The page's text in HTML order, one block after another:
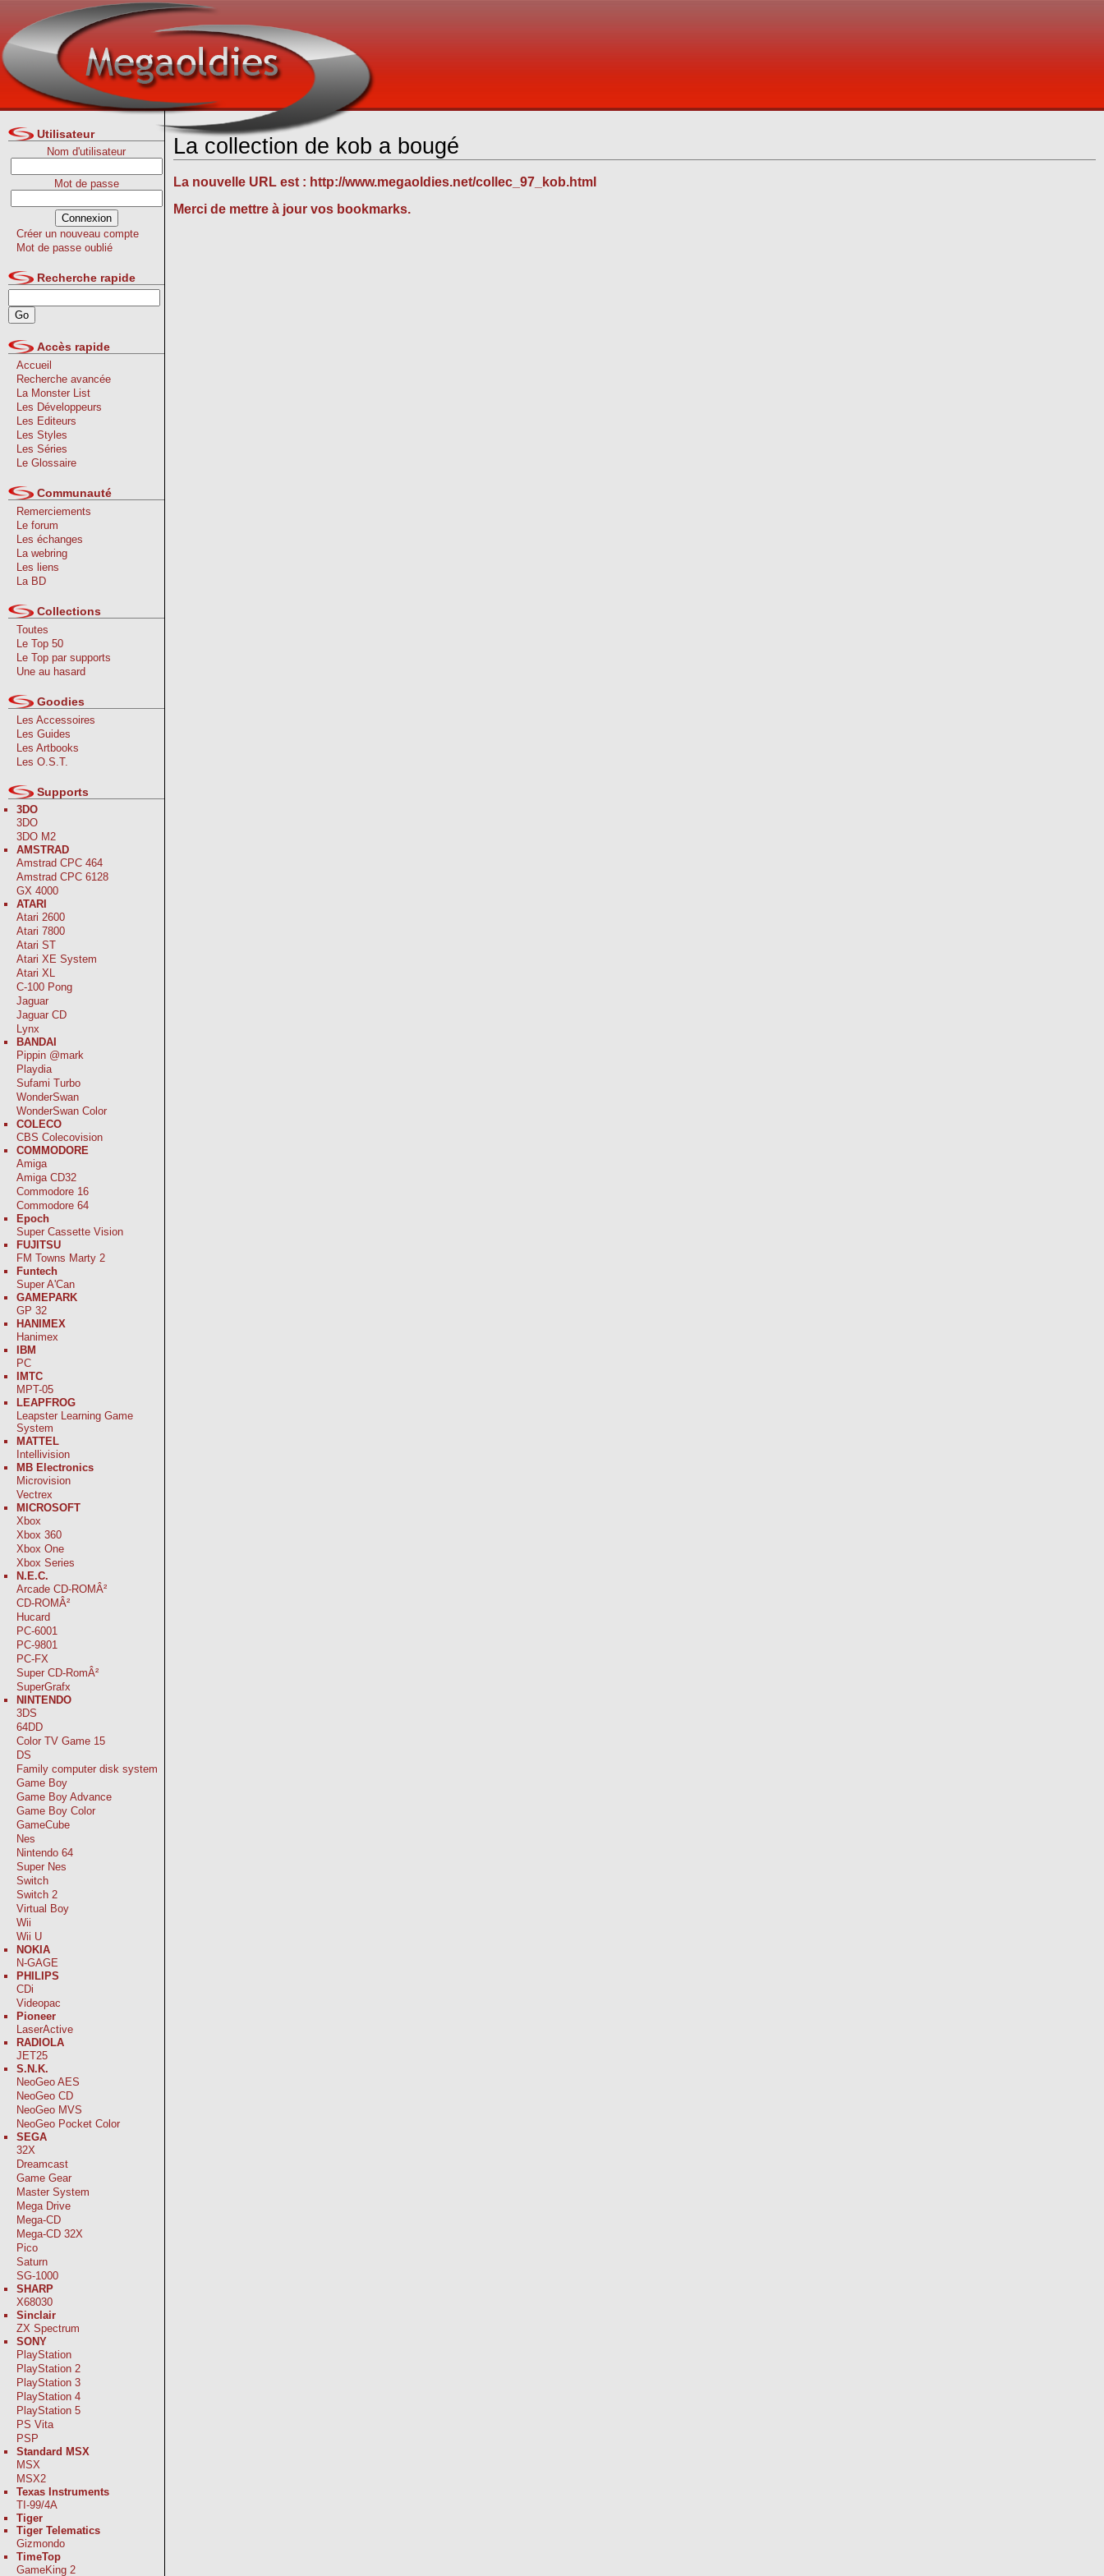
Utilisateur
Nom d'utilisateur
Mot de passe
Créer un nouveau compte
Mot de passe oublié
Recherche rapide
Accès rapide
Accueil
Recherche avancée
La Monster List
Les Développeurs
Les Editeurs
Les Styles
Les Séries
Le Glossaire
Communauté
Remerciements
Le forum
Les échanges
La webring
Les liens
La BD
Collections
Toutes
Le Top 50
Le Top par supports
Une au hasard
Goodies
Les Accessoires
Les Guides
Les Artbooks
Les O.S.T.
Supports
3DO
3DO
3DO M2
AMSTRAD
Amstrad CPC 464
Amstrad CPC 6128
GX 4000
ATARI
Atari 2600
Atari 7800
Atari ST
Atari XE System
Atari XL
C-100 Pong
Jaguar
Jaguar CD
Lynx
BANDAI
Pippin @mark
Playdia
Sufami Turbo
WonderSwan
WonderSwan Color
COLECO
CBS Colecovision
COMMODORE
Amiga
Amiga CD32
Commodore 16
Commodore 64
Epoch
Super Cassette Vision
FUJITSU
FM Towns Marty 2
Funtech
Super A'Can
GAMEPARK
GP 32
HANIMEX
Hanimex
IBM
PC
IMTC
MPT-05
LEAPFROG
Leapster Learning Game
System
MATTEL
Intellivision
MB Electronics
Microvision
Vectrex
MICROSOFT
Xbox
Xbox 360
Xbox One
Xbox Series
N.E.C.
Arcade CD-ROMÂ²
CD-ROMÂ²
Hucard
PC-6001
PC-9801
PC-FX
Super CD-RomÂ²
SuperGrafx
NINTENDO
3DS
64DD
Color TV Game 15
DS
Family computer disk system
Game Boy
Game Boy Advance
Game Boy Color
GameCube
Nes
Nintendo 64
Super Nes
Switch
Switch 2
Virtual Boy
Wii
Wii U
NOKIA
N-GAGE
PHILIPS
CDi
Videopac
Pioneer
LaserActive
RADIOLA
JET25
S.N.K.
NeoGeo AES
NeoGeo CD
NeoGeo MVS
NeoGeo Pocket Color
SEGA
32X
Dreamcast
Game Gear
Master System
Mega Drive
Mega-CD
Mega-CD 32X
Pico
Saturn
SG-1000
SHARP
X68030
Sinclair
ZX Spectrum
SONY
PlayStation
PlayStation 2
PlayStation 3
PlayStation 4
PlayStation 5
PS Vita
PSP
Standard MSX
MSX
MSX2
Texas Instruments
TI-99/4A
Tiger
Tiger Telematics
Gizmondo
TimeTop
GameKing 2
La collection de kob a bougé
La nouvelle URL est : http://www.megaoldies.net/collec_97_kob.html
Merci de mettre à jour vos bookmarks.